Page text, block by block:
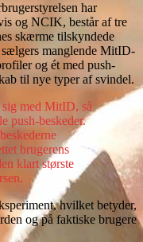
har
og NCIK, består af tre
skærme tilskyndede
manglende MitID-
og ét med push-
til nye typer af svindel.
med MitID, så
push-beskeder.
brugerens
klart største
hvilket betyder,
og på faktiske brugere